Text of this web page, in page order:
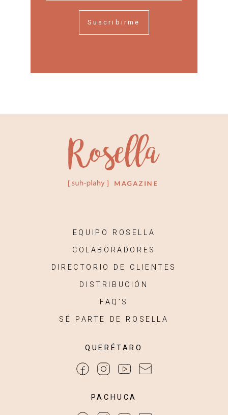
Suscribirme
EQUIPO ROSELLA
COLABORADORES
DIRECTORIO DE CLIENTES
DISTRIBUCIÓN
FAQ’S
SÉ PARTE DE ROSELLA
QUERÉTARO
PACHUCA